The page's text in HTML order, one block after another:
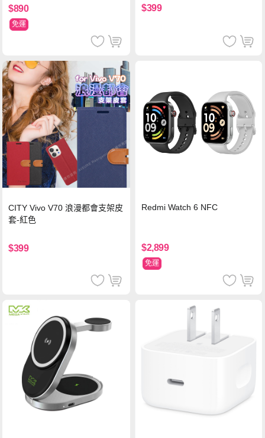
$890
免運
$399
CITY Vivo V70 浪漫都會支架皮
套-紅色
$399
Redmi Watch 6 NFC
$2,899
免運